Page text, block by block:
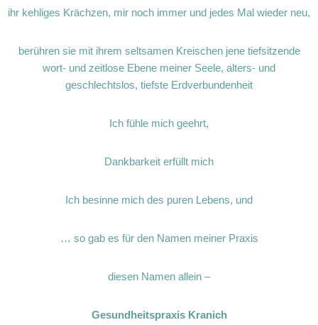
ihr kehliges Krächzen, mir noch immer und jedes Mal wieder neu,
berühren sie mit ihrem seltsamen Kreischen jene tiefsitzende
wort- und zeitlose Ebene meiner Seele, alters- und
geschlechtslos, tiefste Erdverbundenheit
Ich fühle mich geehrt,
Dankbarkeit erfüllt mich
Ich besinne mich des puren Lebens, und
… so gab es für den Namen meiner Praxis
diesen Namen allein –
Gesundheitspraxis Kranich